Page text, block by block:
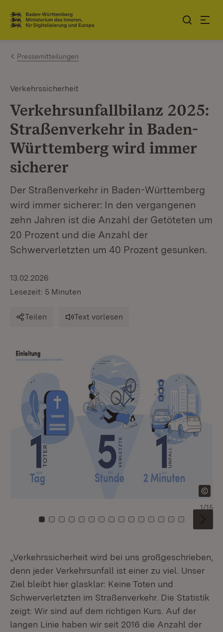
Zum Inhalt springen
Link zur Startseite
Pressemitteilungen
Verkehrssicherheit
Verkehrsunfallbilanz 2025:
Straßenverkehr in Baden-
Württemberg wird immer
sicherer
Der Straßenverkehr in Baden-Württemberg
wird immer sicherer: In den vergangenen
zehn Jahren ist die Anzahl der Getöteten um
20 Prozent und die Anzahl der
Schwerverletzten um 40 Prozent gesunken.
13.02.2026
Lesezeit: 5 Minuten
Teilen Text vorlesen
Zu Kachel: 0
Zu Kachel: 1
Zu Kachel: 2
Zu Kachel: 3
Zu Kachel: 4
Zu Kachel: 5
Zu Kachel: 6
Zu Kachel: 7
Zu Kachel: 8
Zu Kachel: 9
Zu Kachel: 10
Zu Kachel: 11
Zu Kachel: 12
Zu Kachel:
Zu
1/15
„Verkehrssicherheit wird bei uns großgeschrieben,
denn jeder Verkehrsunfall ist einer zu viel. Unser
Ziel bleibt hier glasklar: Keine Toten und
Schwerverletzten im Straßenverkehr. Die Statistik
zeigt: Wir sind auf dem richtigen Kurs. Auf der
langen Linie haben wir seit 2016 die Anzahl der